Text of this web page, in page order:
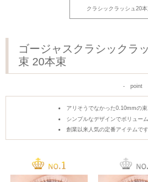
クラシックラッシュ20
ゴージャスクラシックラ
束 20本束
point
アリそうでなかった0.10mmの
シンプルなデザインでボリュー
創業以来人気の定番アイテムです